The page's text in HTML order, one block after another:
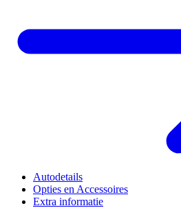
Autodetails
Opties en Accessoires
Extra informatie